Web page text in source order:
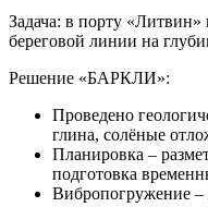
Задача: в порту «Литвин»
береговой линии на
Решение «БАРКЛИ»:
Проведено
глина, солёные
Планировка –
подготовка
Вибропогружение –